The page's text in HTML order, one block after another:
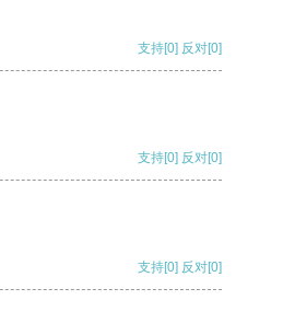
支持[0] 反对[0]
支持[0] 反对[0]
支持[0] 反对[0]